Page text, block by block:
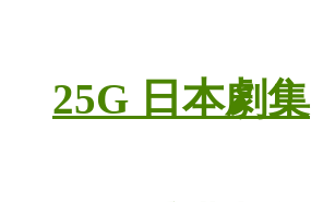
25G 日本劇集